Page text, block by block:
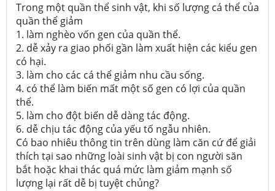
Trong một quần thể sinh vật, khi số lượng cá thể của
quần thể giảm
1. làm nghèo vốn gen của quần thể.
2. dễ xảy ra giao phối gần làm xuất hiện các kiểu gen
có hại.
3. làm cho các cá thể giảm nhu cầu sống.
4. có thể làm biến mất một số gen có lợi của quần
thể.
5. làm cho đột biến dễ dàng tác động.
6. dễ chịu tác động của yếu tố ngẫu nhiên.
Có bao nhiêu thông tin trên dùng làm căn cứ để giải
thích tại sao những loài sinh vật bị con người săn
bắt hoặc khai thác quá mức làm giảm mạnh số
lượng lại rất dễ bị tuyệt chủng?